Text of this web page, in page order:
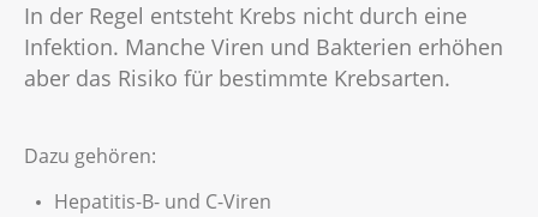
In der Regel entsteht Krebs nicht durch eine
Infektion. Manche Viren und Bakterien erhöhen
aber das Risiko für bestimmte Krebsarten.
Dazu gehören:
Hepatitis-B- und C-Viren